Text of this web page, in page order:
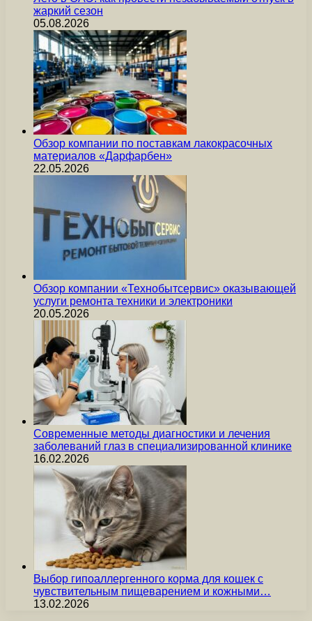
жаркий сезон
05.08.2026
Обзор компании по поставкам лакокрасочных
материалов «Дарфарбен»
22.05.2026
Обзор компании «Технобытсервис» оказывающей
услуги ремонта техники и электроники
20.05.2026
Современные методы диагностики и лечения
заболеваний глаз в специализированной клинике
16.02.2026
Выбор гипоаллергенного корма для кошек с
чувствительным пищеварением и кожными…
13.02.2026